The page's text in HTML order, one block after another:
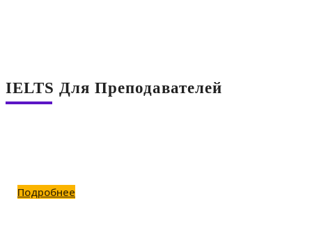
IELTS Для Преподавателей
Подробнее